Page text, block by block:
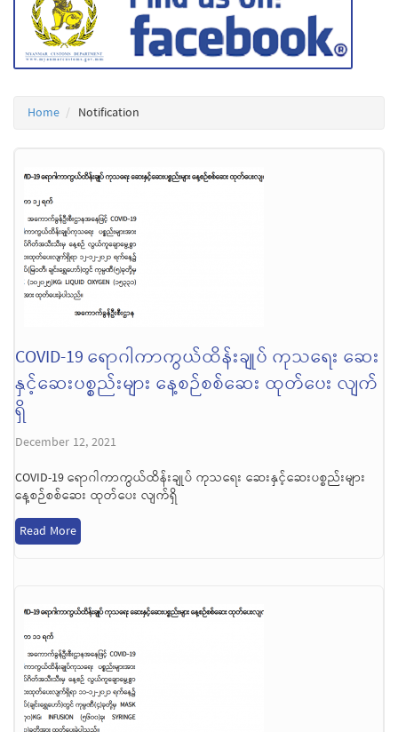
Home Notification
COVID-19 ရောဂါကာကွယ်ထိန်းချုပ် ကုသရေး ဆေး
နှင့်ဆေးပစ္စည်းများ နေ့စဉ်စစ်ဆေး ထုတ်ပေး လျက်
ရှိ
December 12, 2021
COVID-19 ရောဂါကာကွယ်ထိန်းချုပ် ကုသရေး ဆေးနှင့်ဆေးပစ္စည်းများ
နေ့စဉ်စစ်ဆေး ထုတ်ပေး လျက်ရှိ
Read More